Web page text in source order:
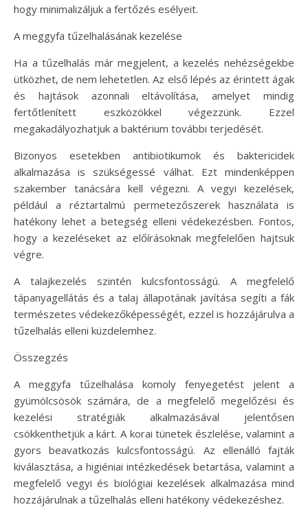
hogy minimalizáljuk a fertőzés esélyeit.
A meggyfa tűzelhalásának kezelése
Ha a tűzelhalás már megjelent, a kezelés nehézségekbe
ütközhet, de nem lehetetlen. Az első lépés az érintett ágak
és hajtások azonnali eltávolítása, amelyet mindig
fertőtlenített eszközökkel végezzünk. Ezzel
megakadályozhatjuk a baktérium további terjedését.
Bizonyos esetekben antibiotikumok és baktericidek
alkalmazása is szükségessé válhat. Ezt mindenképpen
szakember tanácsára kell végezni. A vegyi kezelések,
például a réztartalmú permetezőszerek használata is
hatékony lehet a betegség elleni védekezésben. Fontos,
hogy a kezeléseket az előírásoknak megfelelően hajtsuk
végre.
A talajkezelés szintén kulcsfontosságú. A megfelelő
tápanyagellátás és a talaj állapotának javítása segíti a fák
természetes védekezőképességét, ezzel is hozzájárulva a
tűzelhalás elleni küzdelemhez.
Összegzés
A meggyfa tűzelhalása komoly fenyegetést jelent a
gyümölcsösök számára, de a megfelelő megelőzési és
kezelési stratégiák alkalmazásával jelentősen
csökkenthetjük a kárt. A korai tünetek észlelése, valamint a
gyors beavatkozás kulcsfontosságú. Az ellenálló fajták
kiválasztása, a higiéniai intézkedések betartása, valamint a
megfelelő vegyi és biológiai kezelések alkalmazása mind
hozzájárulnak a tűzelhalás elleni hatékony védekezéshez.